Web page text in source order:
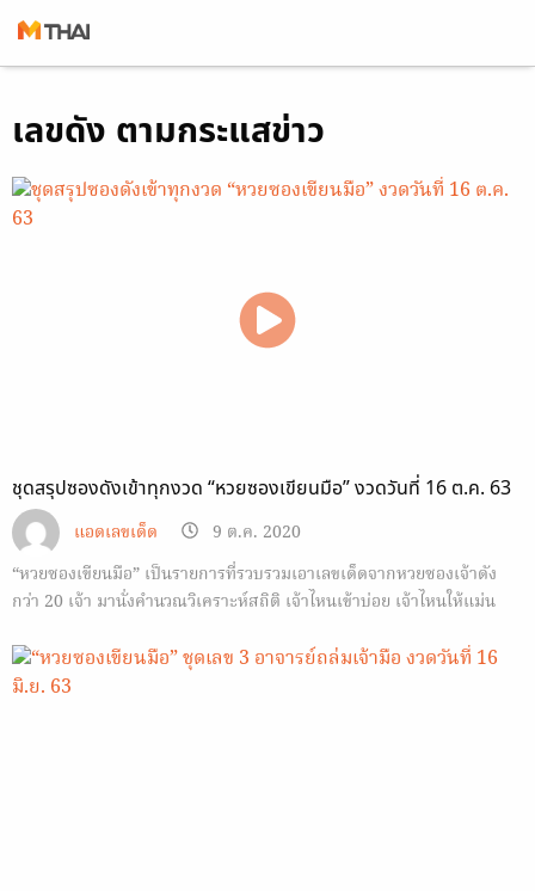
toเลขดัง ตามกระแสข่าว
ชุดสรุปซองดังเข้าทุกงวด “หวยซองเขียนมือ” งวดวันที่ 16 ต.ค. 63
แอดเลขเด็ด
9 ต.ค. 2020
“หวยซองเขียนมือ” เป็นรายการที่รวบรวมเอาเลขเด็ดจากหวยซองเจ้าดัง
กว่า 20 เจ้า มานั่งคำนวณวิเคราะห์สถิติ เจ้าไหนเข้าบ่อย เจ้าไหนให้แม่น
จนตกผลึกเป็นตัวเลขเท่าที่เห็นในคลิป (สนับสนุนให้ทุกท่านซื้อสลากกินแบ่ง
รัฐบาล) https://seeme.me/ch/lekded/9ajvll นึกถึง “หวยซอง” ต้อง